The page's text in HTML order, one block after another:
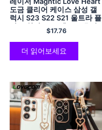
도금 클리어 케이스 삼성 갤
럭시 S23 S22 S21 울트라 플
러스 워터 큐브 렌즈 보호기
소프트 커버 Coque
$17.76
더 읽어보세요